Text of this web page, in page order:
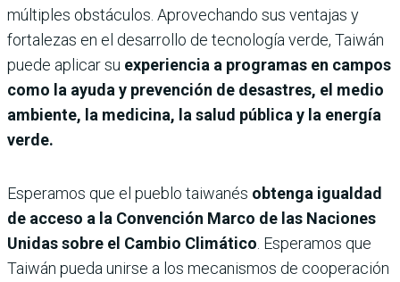
múltiples obstáculos. Aprovechando sus ventajas y
fortalezas en el desarrollo de tecnología verde, Taiwán
puede aplicar su experiencia a programas en campos
como la ayuda y prevención de desastres, el medio
ambiente, la medicina, la salud pública y la energía
verde.
Esperamos que el pueblo taiwanés obtenga igualdad
de acceso a la Convención Marco de las Naciones
Unidas sobre el Cambio Climático . Esperamos que
Taiwán pueda unirse a los mecanismos de cooperación